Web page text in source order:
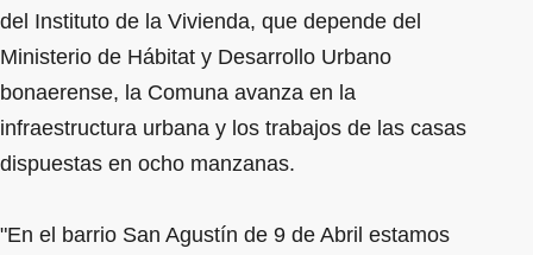
del Instituto de la Vivienda, que depende del
Ministerio de Hábitat y Desarrollo Urbano
bonaerense, la Comuna avanza en la
infraestructura urbana y los trabajos de las casas
dispuestas en ocho manzanas.
"En el barrio San Agustín de 9 de Abril estamos